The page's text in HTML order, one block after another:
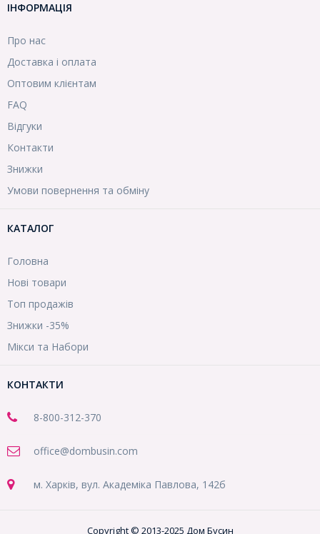
ІНФОРМАЦІЯ
Про нас
Доставка і оплата
Оптовим клієнтам
FAQ
Відгуки
Контакти
Знижки
Умови повернення та обміну
КАТАЛОГ
Головна
Нові товари
Топ продажів
Знижки -35%
Мікси та Набори
КОНТАКТИ
8-800-312-370
office@dombusin.com
м. Харків, вул. Академіка Павлова, 142б
Copyright © 2013-2025 Дом Бусин